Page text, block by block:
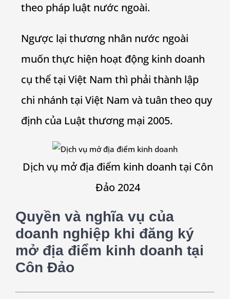
theo pháp luật nước ngoài.
Ngược lại thương nhân nước ngoài
muốn thực hiện hoạt động kinh doanh
cụ thể tại Việt Nam thì phải thành lập
chi nhánh tại Việt Nam và tuân theo quy
định của Luật thương mại 2005.
Dịch vụ mở địa điểm kinh doanh tại Côn
Đảo 2024
Quyền và nghĩa vụ của
doanh nghiệp khi đăng ký
mở địa điểm kinh doanh tại
Côn Đảo